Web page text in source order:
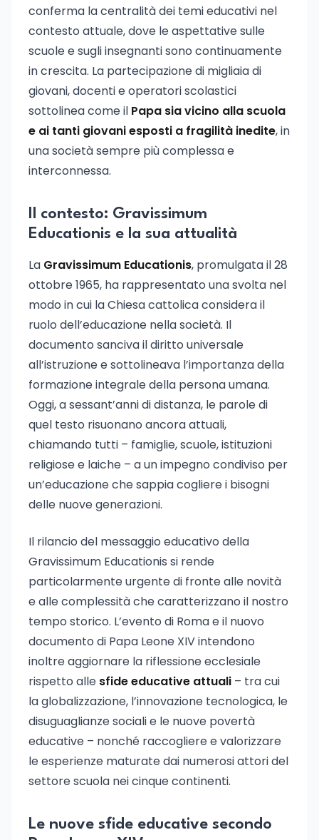
conferma la centralità dei temi educativi nel
contesto attuale, dove le aspettative sulle
scuole e sugli insegnanti sono continuamente
in crescita. La partecipazione di migliaia di
giovani, docenti e operatori scolastici
sottolinea come il Papa sia vicino alla scuola
e ai tanti giovani esposti a fragilità inedite, in
una società sempre più complessa e
interconnessa.
Il contesto: Gravissimum
Educationis e la sua attualità
La Gravissimum Educationis, promulgata il 28
ottobre 1965, ha rappresentato una svolta nel
modo in cui la Chiesa cattolica considera il
ruolo dell’educazione nella società. Il
documento sanciva il diritto universale
all’istruzione e sottolineava l’importanza della
formazione integrale della persona umana.
Oggi, a sessant’anni di distanza, le parole di
quel testo risuonano ancora attuali,
chiamando tutti – famiglie, scuole, istituzioni
religiose e laiche – a un impegno condiviso per
un’educazione che sappia cogliere i bisogni
delle nuove generazioni.
Il rilancio del messaggio educativo della
Gravissimum Educationis si rende
particolarmente urgente di fronte alle novità
e alle complessità che caratterizzano il nostro
tempo storico. L’evento di Roma e il nuovo
documento di Papa Leone XIV intendono
inoltre aggiornare la riflessione ecclesiale
rispetto alle sfide educative attuali – tra cui
la globalizzazione, l’innovazione tecnologica, le
disuguaglianze sociali e le nuove povertà
educative – nonché raccogliere e valorizzare
le esperienze maturate dai numerosi attori del
settore scuola nei cinque continenti.
Le nuove sfide educative secondo